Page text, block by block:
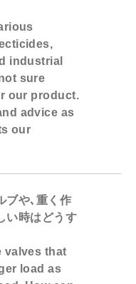
industrial
sure
our product.
advice as
our
ブや､重く作
い時はどうす
valves that
load as